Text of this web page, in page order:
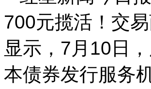
700元揽活！交
显示，7月10日
本债券发行服务